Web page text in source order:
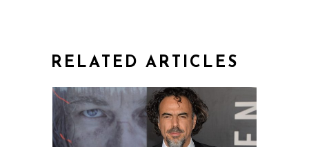
RELATED ARTICLES